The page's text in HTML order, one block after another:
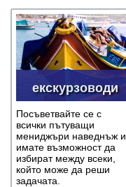
екскурзоводи
Посъветвайте се с
всички пътуващи
мениджъри наведнъж и
имате възможност да
избират между всеки,
който може да реши
задачата.